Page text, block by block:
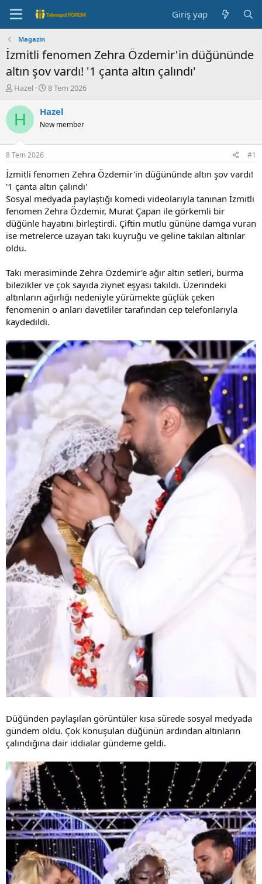
Giriş yap
Magazin
İzmitli fenomen Zehra Özdemir'in düğününde
altın şov vardı! '1 çanta altın çalındı'
K
n
b
u
u
b
a
a
t
a
n
Hazel
B
ş
a
ç
t
a
r
i
h
i
8 Tem 2026
H Hazel
New member
8 Tem 2026 #1
İzmitli fenomen Zehra Özdemir'in düğününde altın şov vardı!
'1 çanta altın çalındı'
Sosyal medyada paylaştığı komedi videolarıyla tanınan İzmitli
fenomen Zehra Özdemir, Murat Çapan ile görkemli bir
düğünle hayatını birleştirdi. Çiftin mutlu gününe damga vuran
ise metrelerce uzayan takı kuyruğu ve geline takılan altınlar
oldu.
Takı merasiminde Zehra Özdemir'e ağır altın setleri, burma
bilezikler ve çok sayıda ziynet eşyası takıldı. Üzerindeki
altınların ağırlığı nedeniyle yürümekte güçlük çeken
fenomenin o anları davetliler tarafından cep telefonlarıyla
kaydedildi.
Düğünden paylaşılan görüntüler kısa sürede sosyal medyada
gündem oldu. Çok konuşulan düğünün ardından altınların
çalındığına dair iddialar gündeme geldi.